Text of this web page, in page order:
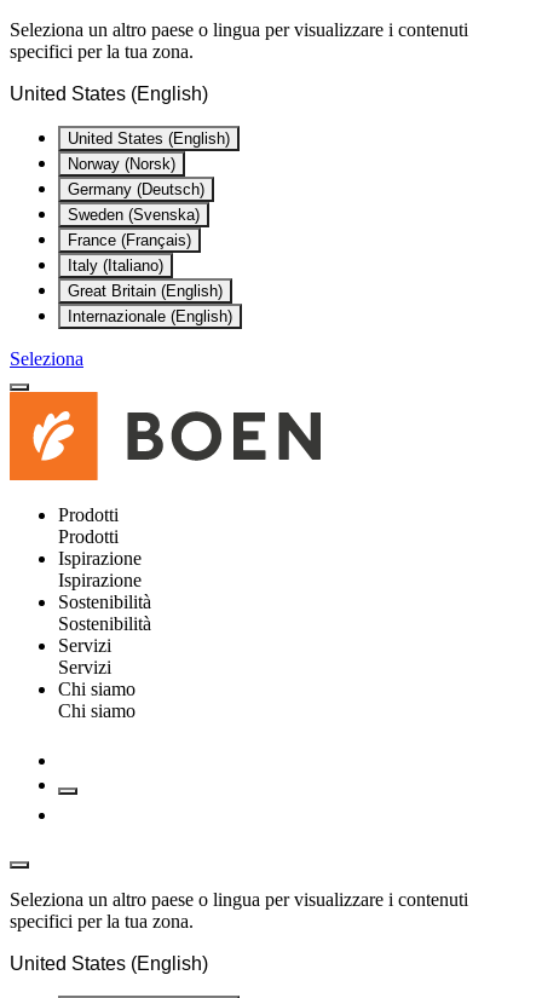
Seleziona un altro paese o lingua per visualizzare i contenuti
specifici per la tua zona.
United States (English)
United States (English)
Norway (Norsk)
Germany (Deutsch)
Sweden (Svenska)
France (Français)
Italy (Italiano)
Great Britain (English)
Internazionale (English)
Seleziona
Prodotti
Prodotti
Ispirazione
Ispirazione
Sostenibilità
Sostenibilità
Servizi
Servizi
Chi siamo
Chi siamo
Seleziona un altro paese o lingua per visualizzare i contenuti
specifici per la tua zona.
United States (English)